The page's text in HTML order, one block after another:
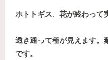
ホトトギス、花が終わって
透き通って種が見えます。
です。